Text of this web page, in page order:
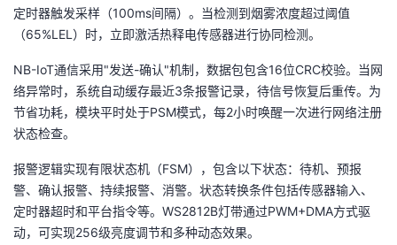
定时器触发采样（100ms间隔）。当检测到烟雾浓度超过阈值
（65%LEL）时，立即激活热释电传感器进行协同检测。
NB-IoT通信采用"发送-确认"机制，数据包包含16位CRC校验。当网
络异常时，系统自动缓存最近3条报警记录，待信号恢复后重传。为
节省功耗，模块平时处于PSM模式，每2小时唤醒一次进行网络注册
状态检查。
报警逻辑实现有限状态机（FSM），包含以下状态：待机、预报
警、确认报警、持续报警、消警。状态转换条件包括传感器输入、
定时器超时和平台指令等。WS2812B灯带通过PWM+DMA方式驱
动，可实现256级亮度调节和多种动态效果。